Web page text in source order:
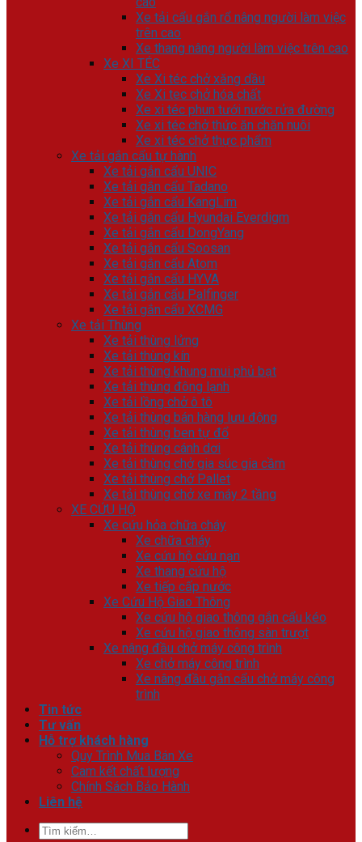
Xe tải cẩu gắn rổ nâng người làm việc
trên cao
Xe thang nâng người làm việc trên cao
Xe XI TÉC
Xe Xi téc chở xăng dầu
Xe Xi tec chở hóa chất
Xe xi téc phun tưới nước rửa đường
Xe xi téc chở thức ăn chăn nuôi
Xe xi téc chở thực phẩm
Xe tải gắn cẩu tự hành
Xe tải gắn cẩu UNIC
Xe tải gắn cẩu Tadano
Xe tải gắn cẩu KangLim
Xe tải gắn cẩu Hyundai Everdigm
Xe tải gắn cẩu DongYang
Xe tải gắn cẩu Soosan
Xe tải gắn cẩu Atom
Xe tải gắn cẩu HYVA
Xe tải gắn cẩu Palfinger
Xe tải gắn cẩu XCMG
Xe tải Thùng
Xe tải thùng lửng
Xe tải thùng kín
Xe tải thùng khung mui phủ bạt
Xe tải thùng đông lạnh
Xe tải lồng chở ô tô
Xe tải thùng bán hàng lưu động
Xe tải thùng ben tự đổ
Xe tải thùng cánh dơi
Xe tải thùng chở gia súc gia cầm
Xe tải thùng chở Pallet
Xe tải thùng chở xe máy 2 tầng
XE CỨU HỘ
Xe cứu hỏa chữa cháy
Xe chữa cháy
Xe cứu hộ cứu nạn
Xe thang cứu hộ
Xe tiếp cấp nước
Xe Cứu Hộ Giao Thông
Xe cứu hộ giao thông gắn cẩu kéo
Xe cứu hộ giao thông sàn trượt
Xe nâng đầu chở máy công trình
Xe chở máy công trình
Xe nâng đầu gắn cẩu chở máy công
trình
Tin tức
Tư vấn
Hỗ trợ khách hàng
Quy Trình Mua Bán Xe
Cam kết chất lượng
Chính Sách Bảo Hành
Liên hệ
Tìm